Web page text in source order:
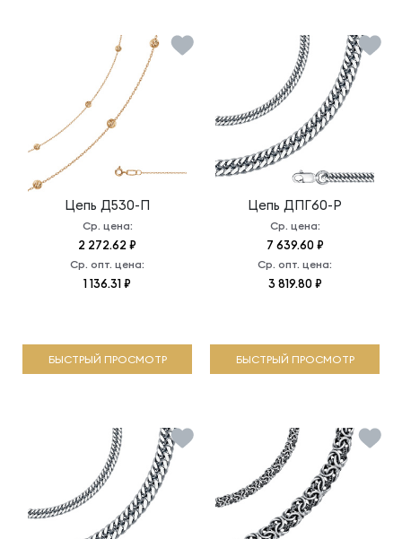
Цепь Д530-П
Ср. цена:
2 272.62 ₽
Ср. опт. цена:
1 136.31 ₽
БЫСТРЫЙ ПРОСМОТР
Цепь ДПГ60-Р
Ср. цена:
7 639.60 ₽
Ср. опт. цена:
3 819.80 ₽
БЫСТРЫЙ ПРОСМОТР